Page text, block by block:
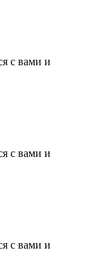
с вами и
с вами и
с вами и